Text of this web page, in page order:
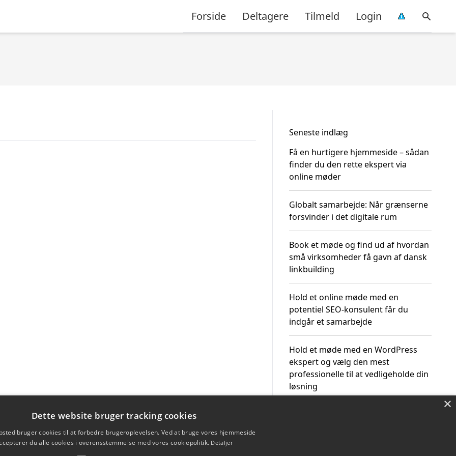
Forside Deltagere Tilmeld Login
Seneste indlæg
Få en hurtigere hjemmeside – sådan
finder du den rette ekspert via
online møder
Globalt samarbejde: Når grænserne
forsvinder i det digitale rum
Book et møde og find ud af hvordan
små virksomheder få gavn af dansk
linkbuilding
Hold et online møde med en
potentiel SEO-konsulent får du
indgår et samarbejde
Hold et møde med en WordPress
ekspert og vælg den mest
professionelle til at vedligeholde din
løsning
×
Dette website bruger tracking cookies
bruger cookies til at forbedre brugeroplevelsen. Ved at bruge vores hjemmeside
du alle cookies i overensstemmelse med vores cookiepolitik. Detaljer